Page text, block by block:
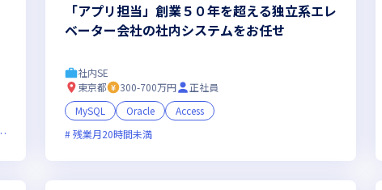
残業月20時間未満
「アプリ担当」創業５０年を超える独立系エレ
ベーター会社の社内システムをお任せ
社内SE
東京都
300-700万円
正社員
MySQL
Oracle
Access
残業月20時間未満